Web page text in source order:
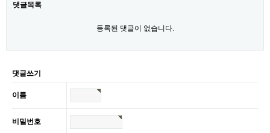
댓글목록
등록된 댓글이 없습니다.
댓글쓰기
이름
비밀번호